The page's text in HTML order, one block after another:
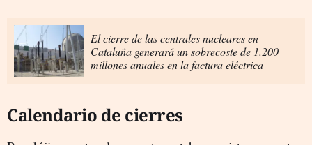
El cierre de las centrales nucleares en
Cataluña generará un sobrecoste de 1.200
millones anuales en la factura eléctrica
Calendario de cierres